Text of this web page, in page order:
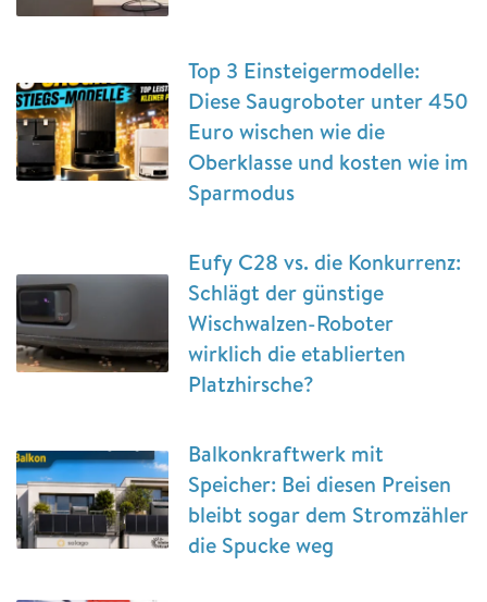
Top 3 Einsteigermodelle:
Diese Saugroboter unter 450
Euro wischen wie die
Oberklasse und kosten wie im
Sparmodus
Eufy C28 vs. die Konkurrenz:
Schlägt der günstige
Wischwalzen-Roboter
wirklich die etablierten
Platzhirsche?
Balkonkraftwerk mit
Speicher: Bei diesen Preisen
bleibt sogar dem Stromzähler
die Spucke weg